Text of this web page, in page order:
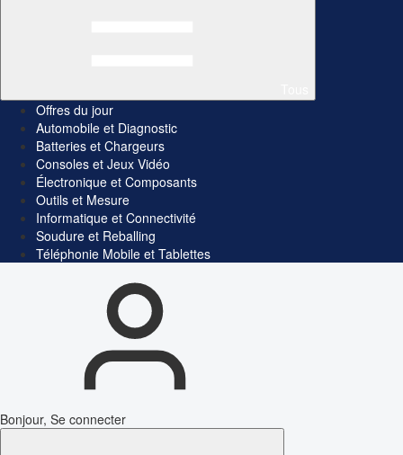
Offres du jour
Automobile et Diagnostic
Batteries et Chargeurs
Consoles et Jeux Vidéo
Électronique et Composants
Outils et Mesure
Informatique et Connectivité
Soudure et Reballing
Téléphonie Mobile et Tablettes
Bonjour, Se connecter